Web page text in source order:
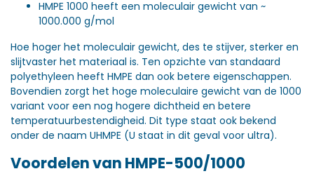
HMPE 1000 heeft een moleculair gewicht van ~
1000.000 g/mol
Hoe hoger het moleculair gewicht, des te stijver, sterker en
slijtvaster het materiaal is. Ten opzichte van standaard
polyethyleen heeft HMPE dan ook betere eigenschappen.
Bovendien zorgt het hoge moleculaire gewicht van de 1000
variant voor een nog hogere dichtheid en betere
temperatuurbestendigheid. Dit type staat ook bekend
onder de naam UHMPE (U staat in dit geval voor ultra).
Voordelen van HMPE-500/1000